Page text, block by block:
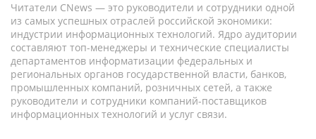
Читатели CNews — это руководители и сотрудники одной
из самых успешных отраслей российской экономики:
индустрии информационных технологий. Ядро аудитории
составляют топ-менеджеры и технические специалисты
департаментов информатизации федеральных и
региональных органов государственной власти, банков,
промышленных компаний, розничных сетей, а также
руководители и сотрудники компаний-поставщиков
информационных технологий и услуг связи.